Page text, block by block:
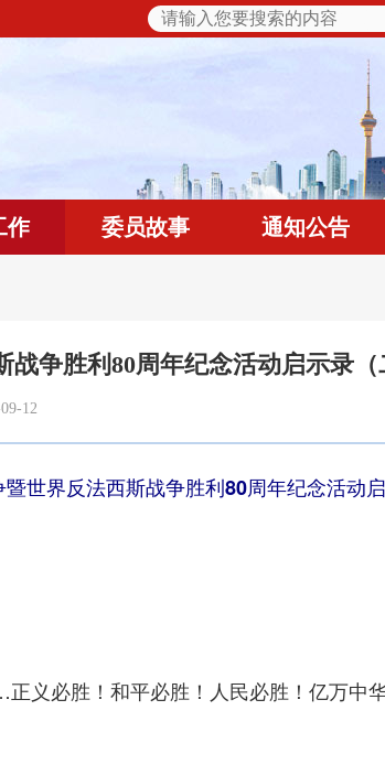
作 委员故事 通知公告
争胜利80周年纪念活动启示录（
12
世界反法西斯战争胜利80周年纪念活动
必胜！和平必胜！人民必胜！亿万中